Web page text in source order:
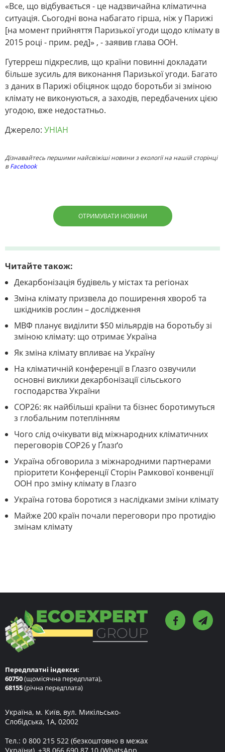
«Все, що відбувається - це надзвичайна кліматична
ситуація. Сьогодні вона набагато гірша, ніж у Парижі
[на момент прийняття Паризької угоди щодо клімату в
2015 році - прим. ред]» , - заявив глава ООН.
Гутерреш підкреслив, що країни повинні докладати
більше зусиль для виконання Паризької угоди. Багато
з даних в Парижі обіцянок щодо боротьби зі зміною
клімату не виконуються, а заходів, передбачених цією
угодою, вже недостатньо.
Джерело: УНІАН
Дізнавайтесь першими найсвіжіші новини з екології на нашій сторінці
вFacebook
ОТРИМУВАТИ НОВИНИ
Читайте також:
Декарбонізація будівель у містах та регіонах
Зміна клімату призвела до поширення хвороб та
шкідників рослин – дослідження
МВФ планує виділити $50 мільярдів на боротьбу зі
зміною клімату: що отримає Україна
Як зміна клімату впливає на Україну
На кліматичній конференції в Глазго озвучили
основні виклики декарбонізації сільського
господарства України
СОР26: як найбільші країни та бізнес боротимуться
з глобальним потеплінням
Чого слід очікувати від міжнародних кліматичних
переговорів COP26 у Ґлазґо
Україна обговорила з міжнародними партнерами
пріоритети Конференції Сторін Рамкової конвенції
ООН про зміну клімату в Глазго
Україна готова боротися з наслідками зміни клімату
Майже 200 країн почали переговори про протидію
змінам клімату
Передплатні індекси:
60750(щомісячна передплата),
68155(річна передплата)
Україна, м. Київ, вул. Микільсько-
Слобідська, 1А, 02002
Тел.: 0 800 215 522 (безкоштовно в межах